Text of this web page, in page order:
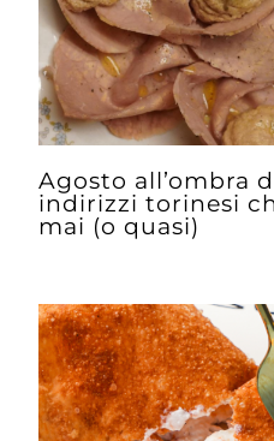
Agosto all’ombra
indirizzi torinesi
mai (o quasi)